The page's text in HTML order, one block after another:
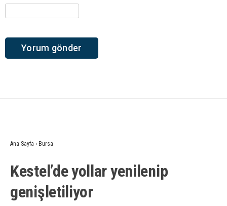
Ana Sayfa › Bursa
Kestel’de yollar yenilenip
genişletiliyor